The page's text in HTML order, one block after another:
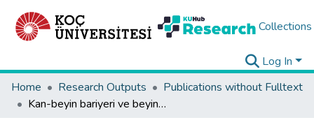
Collections
Log In
Home
Research Outputs
Publications without Fulltext
Kan-beyin bariyeri ve beyine ilaç taşıma sistemleri